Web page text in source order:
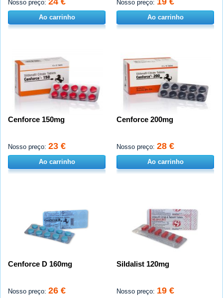
Nosso preço:
Ao carrinho
Nosso preço:
Ao carrinho
Cenforce 150mg
Nosso preço: 23 €
Ao carrinho
Cenforce 200mg
Nosso preço: 28 €
Ao carrinho
Cenforce D 160mg
Nosso preço: 26 €
Sildalist 120mg
Nosso preço: 19 €